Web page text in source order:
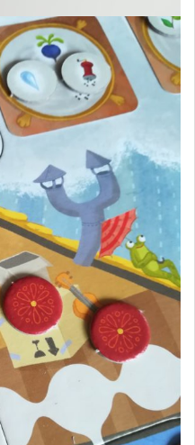
à plusieurs (en
évolutives